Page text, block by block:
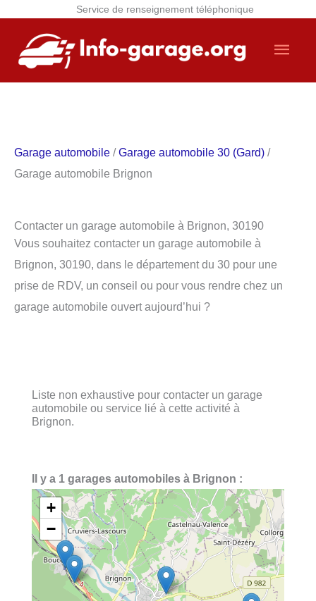
Service de renseignement téléphonique
contenu
Garage automobile /Garage automobile 30 (Gard) /
Garage automobile Brignon
Contacter un garage automobile à Brignon, 30190
Vous souhaitez contacter un garage automobile à
Brignon, 30190, dans le département du 30 pour une
prise de RDV, un conseil ou pour vous rendre chez un
garage automobile ouvert aujourd’hui ?
Liste non exhaustive pour contacter un garage
automobile ou service lié à cette activité à
Brignon.
Il y a 1 garages automobiles à Brignon :
+
−